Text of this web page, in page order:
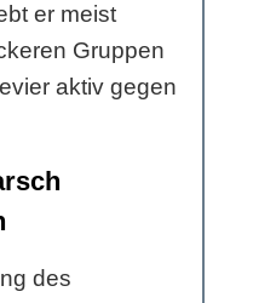
er meist
Gruppen
aktiv gegen
des